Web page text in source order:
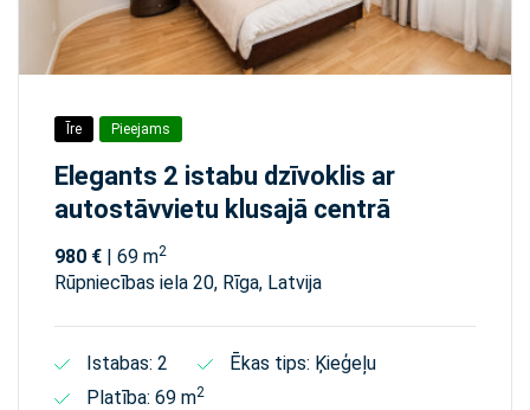
Īre Pieejams
Elegants 2 istabu dzīvoklis ar
autostāvvietu klusajā centrā
980 € | 69 m2
Rūpniecības iela 20, Rīga, Latvija
Istabas: 2
Ēkas tips: Ķieģeļu
Platība: 69 m2